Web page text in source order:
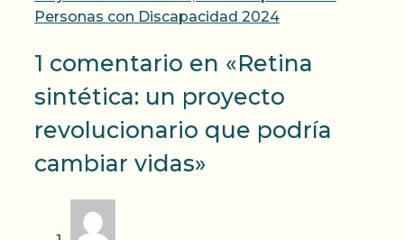
Personas con Discapacidad 2024
1 comentario en «Retina
sintética: un proyecto
revolucionario que podría
cambiar vidas»